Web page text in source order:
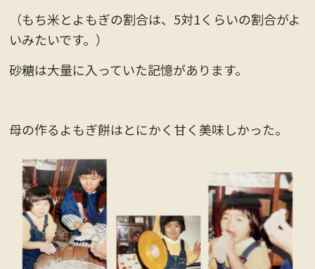
（もち米とよもぎの割合は、5対1くらいの割合がよ
いみたいです。）
砂糖は大量に入っていた記憶があります。
母の作るよもぎ餅はとにかく甘く美味しかった。